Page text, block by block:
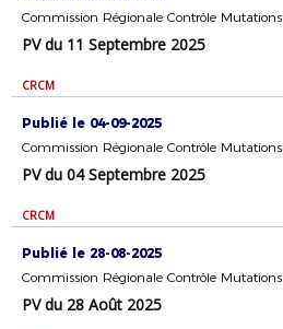
Commission Régionale Contrôle Mutations
PV du 11 Septembre 2025
CRCM
Publié le 04-09-2025
Commission Régionale Contrôle Mutations
PV du 04 Septembre 2025
CRCM
Publié le 28-08-2025
Commission Régionale Contrôle Mutations
PV du 28 Août 2025